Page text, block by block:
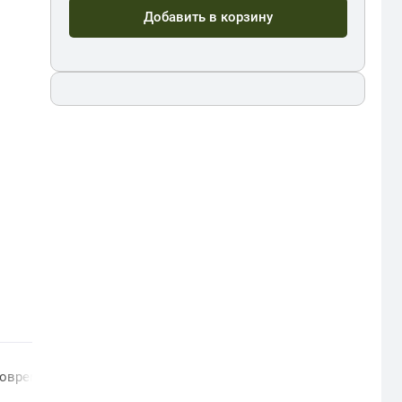
коллекции
Добавить в корзину